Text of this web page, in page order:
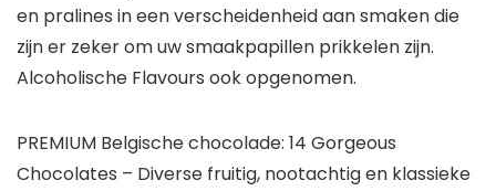
en pralines in een verscheidenheid aan smaken die
zijn er zeker om uw smaakpapillen prikkelen zijn.
Alcoholische Flavours ook opgenomen.
PREMIUM Belgische chocolade: 14 Gorgeous
Chocolates – Diverse fruitig, nootachtig en klassieke